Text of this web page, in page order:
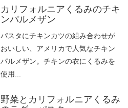
カリフォルニアくるみのチキ
ンパルメザン
パスタにチキンカツの組み合わせが
おいしい、アメリカで人気なチキン
パルメザン。チキンの衣にくるみを
使用...
野菜とカリフォルニアくるみ